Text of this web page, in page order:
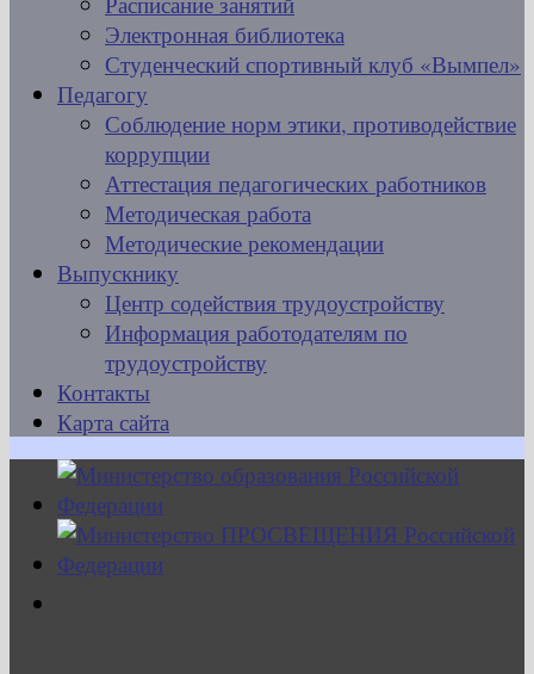
Электронная библиотека
Студенческий спортивный клуб «Вымпел»
Педагогу
Соблюдение норм этики, противодействие
коррупции
Аттестация педагогических работников
Методическая работа
Методические рекомендации
Выпускнику
Центр содействия трудоустройству
Информация работодателям по
трудоустройству
Контакты
Карта сайта